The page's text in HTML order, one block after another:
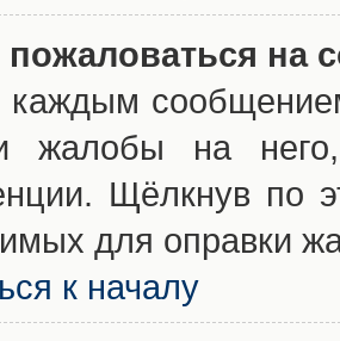
пожаловаться на
жалобы на
Щёлкнув по
для оправки
к началу